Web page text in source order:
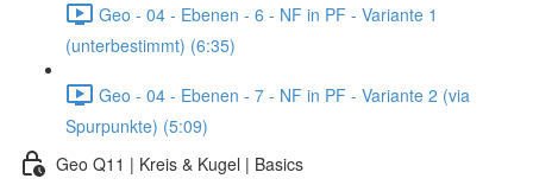
Geo - 04 - Ebenen - 6 - NF in PF - Variante 1
(unterbestimmt) (6:35)
Geo - 04 - Ebenen - 7 - NF in PF - Variante 2 (via
Spurpunkte) (5:09)
Geo Q11 | Kreis & Kugel | Basics